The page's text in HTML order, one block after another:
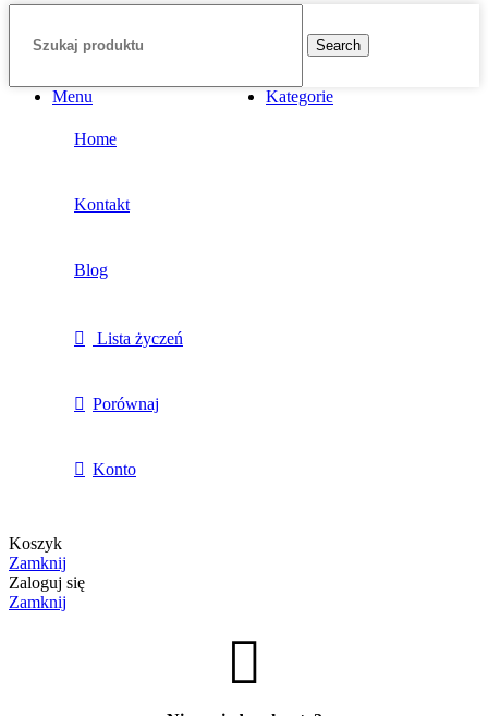
Search
Menu Kategorie
Home
Kontakt
Blog
Lista życzeń
Porównaj
Konto
Koszyk
Zamknij
Zaloguj się
Zamknij